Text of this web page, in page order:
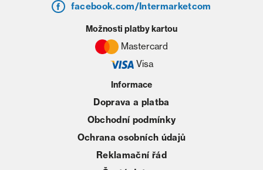
facebook.com/Intermarketcom
Informace
Doprava a platba
Obchodní podmínky
Ochrana osobních údajů
Reklamační řád
Možnosti platby kartou
Mastercard
Visa